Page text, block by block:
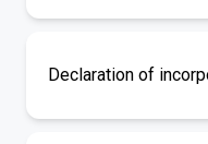
Declaration of